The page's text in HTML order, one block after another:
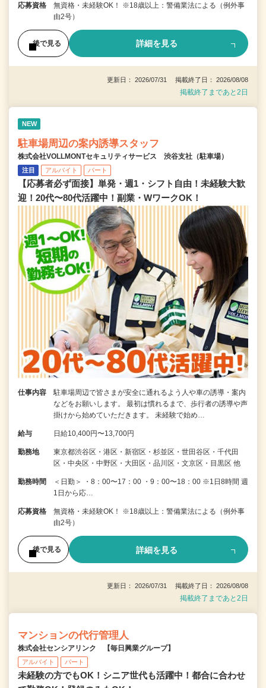
応募資格
無資格・未経験OK！ ※18歳以上：警備業法による（例外事
由2号）
後で見る 詳細を見る
更新日： 2026/07/31 掲載終了日： 2026/08/08
掲載終了まであと2日
NEW
駐車場周辺の案内誘導スタッフ
株式会社VOLLMONTセキュリティサービス 渋谷支社（駐車場）
注目 アルバイト パート
【応募者必ず面接】単発・週1・シフト自由！未経験大歓
迎！20代〜80代活躍中！副業・WワークOK！
仕事内容
駐車場周辺で皆さまが安全に通れるよう人や車の誘導・案内
などをお願いします。 最初は慣れるまで、歩行者の誘導や声
掛けから始めていただきます。 未経験で始め…
給与 日給10,400円〜13,700円
勤務地
東京都渋谷区・港区・新宿区・杉並区・世田谷区・千代田
区・中央区・中野区・大田区・品川区・文京区・目黒区 他
勤務時間
＜日勤＞ ・8：00〜17：00 ・9：00〜18：00 ※1日8時間 週
1日から応…
応募資格
無資格・未経験OK！ ※18歳以上：警備業法による（例外事
由2号）
後で見る 詳細を見る
更新日： 2026/07/31 掲載終了日： 2026/08/08
掲載終了まであと2日
マンションの代行管理人
株式会社センシアリンク 【毎日興業グループ】
アルバイト パート
未経験の方でもOK！シニア世代も活躍中！都合に合わせ